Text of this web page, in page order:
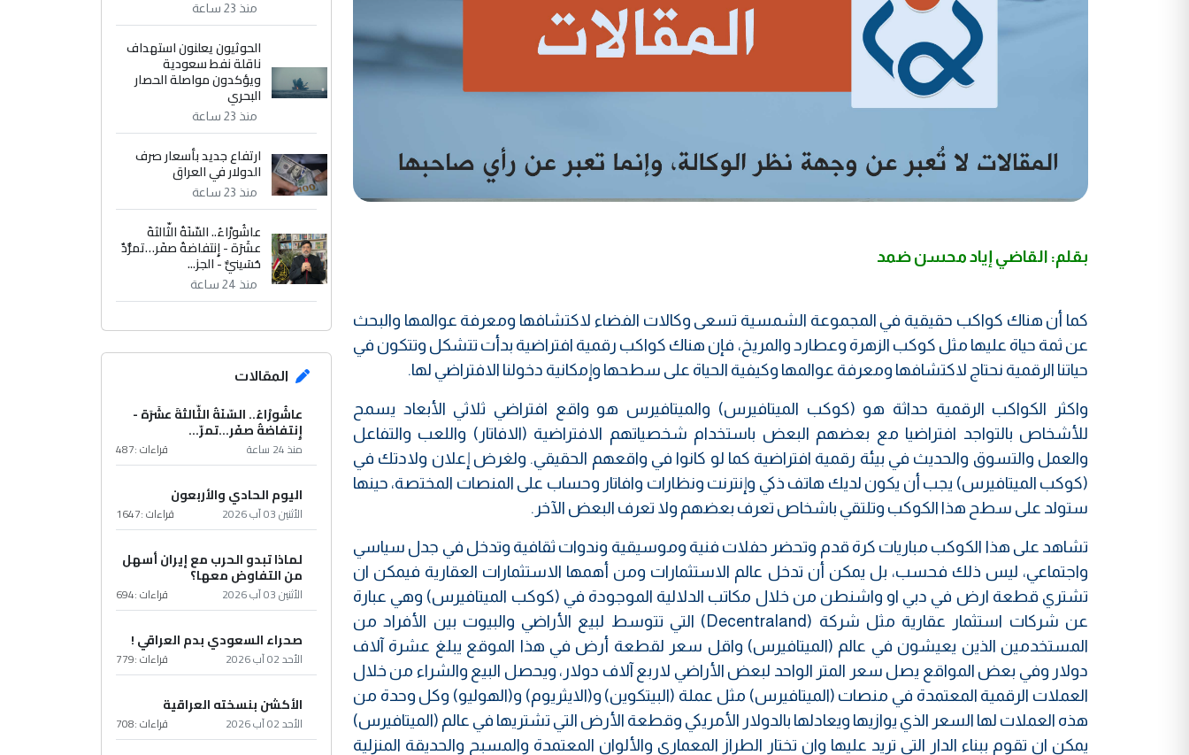
بقلم: القاضي إياد محسن ضمد
كما أن هناك كواكب حقيقية في المجموعة الشمسية تسعى وكالات الفضاء لاكتشافها ومعرفة عوالمها والبحث
عن ثمة حياة عليها مثل كوكب الزهرة وعطارد والمريخ، فإن هناك كواكب رقمية افتراضية بدأت تتشكل وتتكون في
حياتنا الرقمية نحتاج لاكتشافها ومعرفة عوالمها وكيفية الحياة على سطحها وإمكانية دخولنا الافتراضي لها.
واكثر الكواكب الرقمية حداثة هو (كوكب الميتافيرس) والميتافيرس هو واقع افتراضي ثلاثي الأبعاد يسمح
للأشخاص بالتواجد افتراضيا مع بعضهم البعض باستخدام شخصياتهم الافتراضية (الافاتار) واللعب والتفاعل
والعمل والتسوق والحديث في بيئة رقمية افتراضية كما لو كانوا في واقعهم الحقيقي. ولغرض إعلان ولادتك في
(كوكب الميتافيرس) يجب أن يكون لديك هاتف ذكي وإنترنت ونظارات وافاتار وحساب على المنصات المختصة، حينها
ستولد على سطح هذا الكوكب وتلتقي باشخاص تعرف بعضهم ولا تعرف البعض الآخر.
تشاهد على هذا الكوكب مباريات كرة قدم وتحضر حفلات فنية وموسيقية وندوات ثقافية وتدخل في جدل سياسي
واجتماعي، ليس ذلك فحسب، بل يمكن أن تدخل عالم الاستثمارات ومن أهمها الاستثمارات العقارية فيمكن ان
تشتري قطعة ارض في دبي او واشنطن من خلال مكاتب الدلالية الموجودة في (كوكب الميتافيرس) وهي عبارة
عن شركات استثمار عقارية مثل شركة (Decentraland) التي تتوسط لبيع الأراضي والبيوت بين الأفراد من
المستخدمين الذين يعيشون في عالم (الميتافيرس) واقل سعر لقطعة أرض في هذا الموقع يبلغ عشرة آلاف
دولار وفي بعض المواقع يصل سعر المتر الواحد لبعض الأراضي لاربع آلاف دولار، ويحصل البيع والشراء من خلال
العملات الرقمية المعتمدة في منصات (الميتافيرس) مثل عملة (البيتكوين) و(الايثريوم) و(الهوليو) وكل وحدة من
هذه العملات لها السعر الذي يوازيها ويعادلها بالدولار الأمريكي وقطعة الأرض التي تشتريها في عالم (الميتافيرس)
يمكن ان تقوم ببناء الدار التي تريد عليها وان تختار الطراز المعماري والألوان المعتمدة والمسبح والحديقة المنزلية
منذ 23 ساعة
الحوثيون يعلنون استهداف
ناقلة نفط سعودية
ويؤكدون مواصلة الحصار
البحري
منذ 23 ساعة
ارتفاع جديد بأسعار صرف
الدولار في العراق
منذ 23 ساعة
عاشُورْاءُ.. السّنَةُ الثّالثةَ
عشَرَة - إِنتفاضةُ صفَر…تمرُّدٌ
حُسَينيٌّ - الجز...
منذ 24 ساعة
المقالات
عاشُورْاءُ.. السّنَةُ الثّالثةَ عشَرَة -
إِنتفاضةُ صفَر…تمرّ...
منذ 24 ساعة قراءات :487
اليوم الحادي والأربعون
الأثنين 03 آب 2026 قراءات :1647
لماذا تبدو الحرب مع إيران أسهل
من التفاوض معها؟
الأثنين 03 آب 2026 قراءات :694
صحراء السعودي بدم العراقي !
الأحد 02 آب 2026 قراءات :779
الأكشن بنسخته العراقية
الأحد 02 آب 2026 قراءات :708